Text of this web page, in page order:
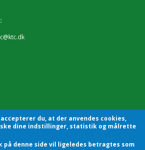
du, at der anvendes cookies,
dine indstillinger, statistik og målrette
på denne side vil ligeledes betragtes som